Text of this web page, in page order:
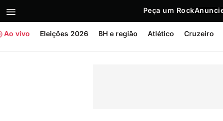
Peça um Rock
Ao vivo Eleições 2026 BH e região Atlético Cruzeiro